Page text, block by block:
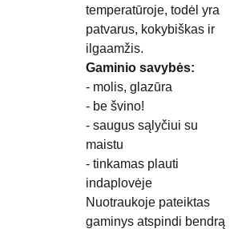
temperatūroje, todėl yra
patvarus, kokybiškas ir
ilgaamžis.
Gaminio savybės:
- molis, glazūra
- be švino!
- saugus sąlyčiui su
maistu
- tinkamas plauti
indaplovėje
Nuotraukoje pateiktas
gaminys atspindi bendrą